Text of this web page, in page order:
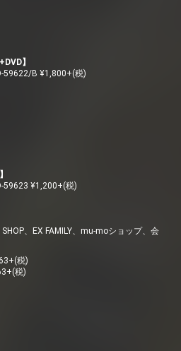
】
59622/B ¥1,800+(税)
59623 ¥1,200+(税)
、EX FAMILY、mu-moショップ、会
税)
税)